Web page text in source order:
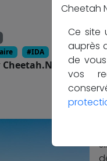
#IDA #Deutsche
Cheetah.News - Site
Cheetah
Ce site
auprès
de
vos